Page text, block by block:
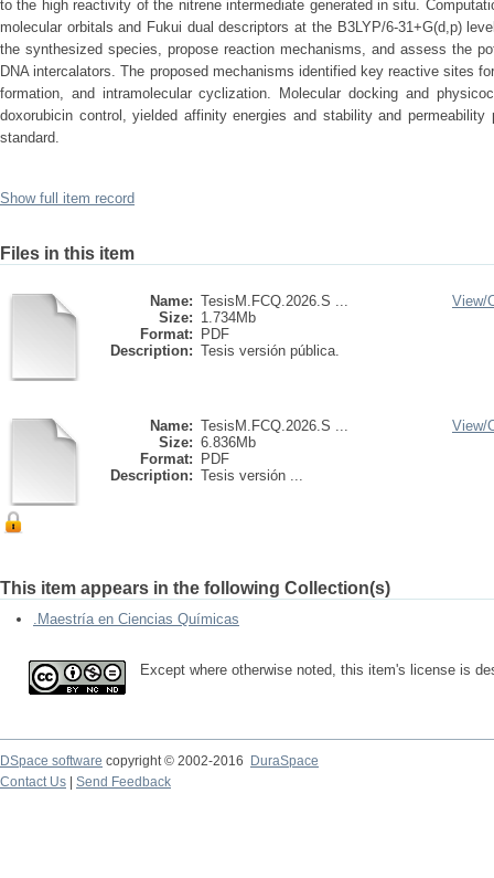
to the high reactivity of the nitrene intermediate generated in situ.
molecular orbitals and Fukui dual descriptors at the B3LYP/6-31+G(d,p)
the synthesized species, propose reaction mechanisms, and assess the
DNA intercalators. The proposed mechanisms identified key reactive sites
formation, and intramolecular cyclization. Molecular docking and
doxorubicin control, yielded affinity energies and stability and permeability
standard.
Show full item record
Files in this item
Name: TesisM.FCQ.2026.S ...
Size: 1.734Mb
Format:
PDF
Description: Tesis versión pública.
View/
Name: TesisM.FCQ.2026.S ...
Size: 6.836Mb
Format:
PDF
Description: Tesis versión ...
View/
This item appears in the following Collection(s)
.Maestría en Ciencias Químicas
Except where otherwise noted, this item's license is
DSpace software copyright © 2002-2016
DuraSpace
Contact Us
Send Feedback